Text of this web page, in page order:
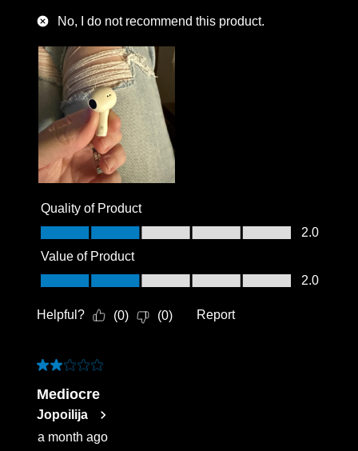
No, I do not recommend this product.
Quality of Product
Quality of Product, 2.0 out of 5
2.0
Value of Product
Value of Product, 2.0 out of 5
2.0
Helpful? (0) (0) Report
2 out of 5 stars.
Mediocre
Jopoilija
a month ago